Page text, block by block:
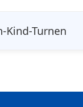
Kind-Turnen